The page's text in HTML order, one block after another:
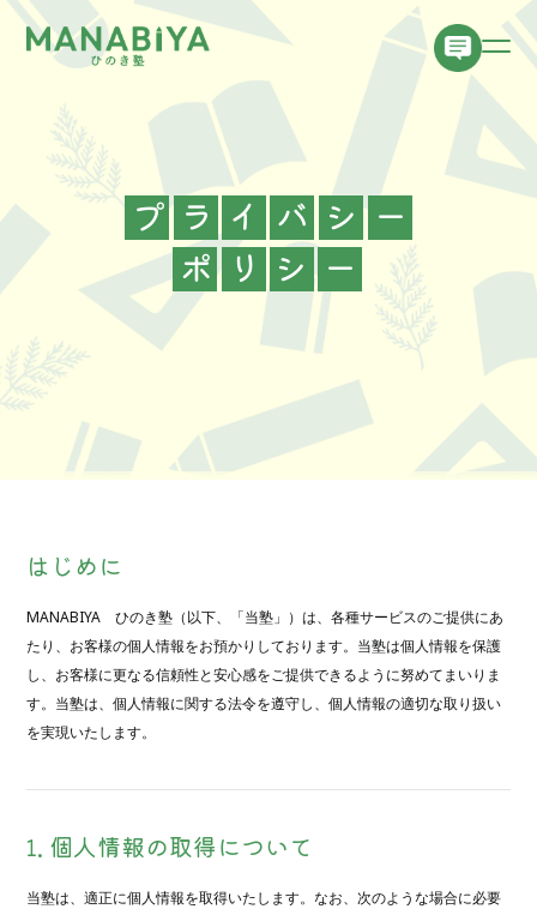
はじめに
MANABIYA ひのき塾（以下、「当塾」）は、各種サービスのご提供にあ
たり、お客様の個人情報をお預かりしております。当塾は個人情報を保護
し、お客様に更なる信頼性と安心感をご提供できるように努めてまいりま
す。当塾は、個人情報に関する法令を遵守し、個人情報の適切な取り扱い
を実現いたします。
1. 個人情報の取得について
当塾は、適正に個人情報を取得いたします。なお、次のような場合に必要